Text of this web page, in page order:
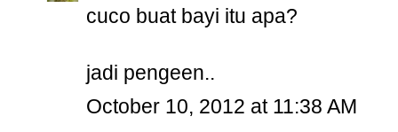
cuco buat bayi itu apa?
jadi pengeen..
October 10, 2012 at 11:38 AM